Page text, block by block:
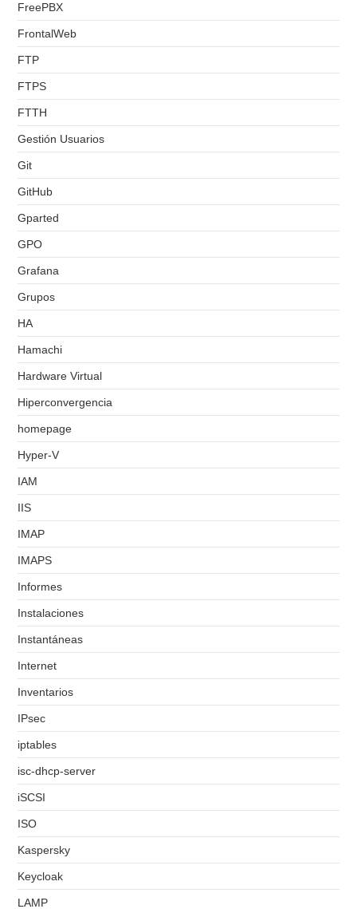
FreePBX
FrontalWeb
FTP
FTPS
FTTH
Gestión Usuarios
Git
GitHub
Gparted
GPO
Grafana
Grupos
HA
Hamachi
Hardware Virtual
Hiperconvergencia
homepage
Hyper-V
IAM
IIS
IMAP
IMAPS
Informes
Instalaciones
Instantáneas
Internet
Inventarios
IPsec
iptables
isc-dhcp-server
iSCSI
ISO
Kaspersky
Keycloak
LAMP